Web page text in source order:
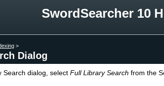
SwordSearcher 10